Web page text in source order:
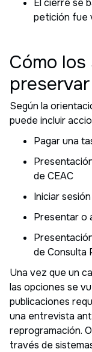
El cierre se
petición fue
Cómo
Según la
puede incluir
Pagar una
de CEAC
Iniciar
Presentar o
de Consulta
Una vez que un
las opciones se
publicaciones
una entrevista
reprogramación.
través de